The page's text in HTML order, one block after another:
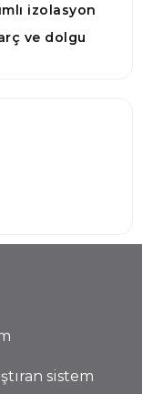
izolasyon
ve dolgu
sistem